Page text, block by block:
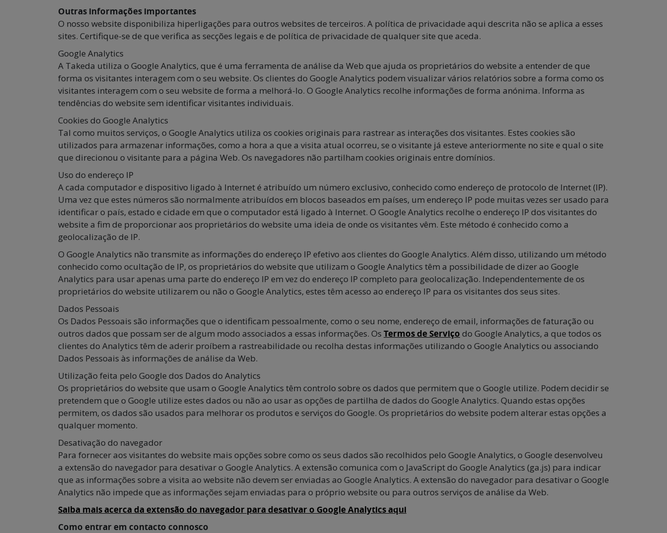
Outras informações importantes
O nosso website disponibiliza hiperligações para outros websites de terceiros. A política de privacidade aqui descrita não se aplica a esses
sites. Certifique-se de que verifica as secções legais e de política de privacidade de qualquer site que aceda.
Google Analytics
A Takeda utiliza o Google Analytics, que é uma ferramenta de análise da Web que ajuda os proprietários do website a entender de que
forma os visitantes interagem com o seu website. Os clientes do Google Analytics podem visualizar vários relatórios sobre a forma como os
visitantes interagem com o seu website de forma a melhorá-lo. O Google Analytics recolhe informações de forma anónima. Informa as
tendências do website sem identificar visitantes individuais.
Cookies do Google Analytics
Tal como muitos serviços, o Google Analytics utiliza os cookies originais para rastrear as interações dos visitantes. Estes cookies são
utilizados para armazenar informações, como a hora a que a visita atual ocorreu, se o visitante já esteve anteriormente no site e qual o site
que direcionou o visitante para a página Web. Os navegadores não partilham cookies originais entre domínios.
Uso do endereço IP
A cada computador e dispositivo ligado à Internet é atribuído um número exclusivo, conhecido como endereço de protocolo de Internet (IP).
Uma vez que estes números são normalmente atribuídos em blocos baseados em países, um endereço IP pode muitas vezes ser usado para
identificar o país, estado e cidade em que o computador está ligado à Internet. O Google Analytics recolhe o endereço IP dos visitantes do
website a fim de proporcionar aos proprietários do website uma ideia de onde os visitantes vêm. Este método é conhecido como a
geolocalização de IP.
O Google Analytics não transmite as informações do endereço IP efetivo aos clientes do Google Analytics. Além disso, utilizando um método
conhecido como ocultação de IP, os proprietários do website que utilizam o Google Analytics têm a possibilidade de dizer ao Google
Analytics para usar apenas uma parte do endereço IP em vez do endereço IP completo para geolocalização. Independentemente de os
proprietários do website utilizarem ou não o Google Analytics, estes têm acesso ao endereço IP para os visitantes dos seus sites.
Dados Pessoais
Os Dados Pessoais são informações que o identificam pessoalmente, como o seu nome, endereço de email, informações de faturação ou
outros dados que possam ser de algum modo associados a essas informações. Os Termos de Serviço do Google Analytics, a que todos os
clientes do Analytics têm de aderir proíbem a rastreabilidade ou recolha destas informações utilizando o Google Analytics ou associando
Dados Pessoais às informações de análise da Web.
Utilização feita pelo Google dos Dados do Analytics
Os proprietários do website que usam o Google Analytics têm controlo sobre os dados que permitem que o Google utilize. Podem decidir se
pretendem que o Google utilize estes dados ou não ao usar as opções de partilha de dados do Google Analytics. Quando estas opções
permitem, os dados são usados para melhorar os produtos e serviços do Google. Os proprietários do website podem alterar estas opções a
qualquer momento.
Desativação do navegador
Para fornecer aos visitantes do website mais opções sobre como os seus dados são recolhidos pelo Google Analytics, o Google desenvolveu
a extensão do navegador para desativar o Google Analytics. A extensão comunica com o JavaScript do Google Analytics (ga.js) para indicar
que as informações sobre a visita ao website não devem ser enviadas ao Google Analytics. A extensão do navegador para desativar o Google
Analytics não impede que as informações sejam enviadas para o próprio website ou para outros serviços de análise da Web.
Saiba mais acerca da extensão do navegador para desativar o Google Analytics aqui
Como entrar em contacto connosco